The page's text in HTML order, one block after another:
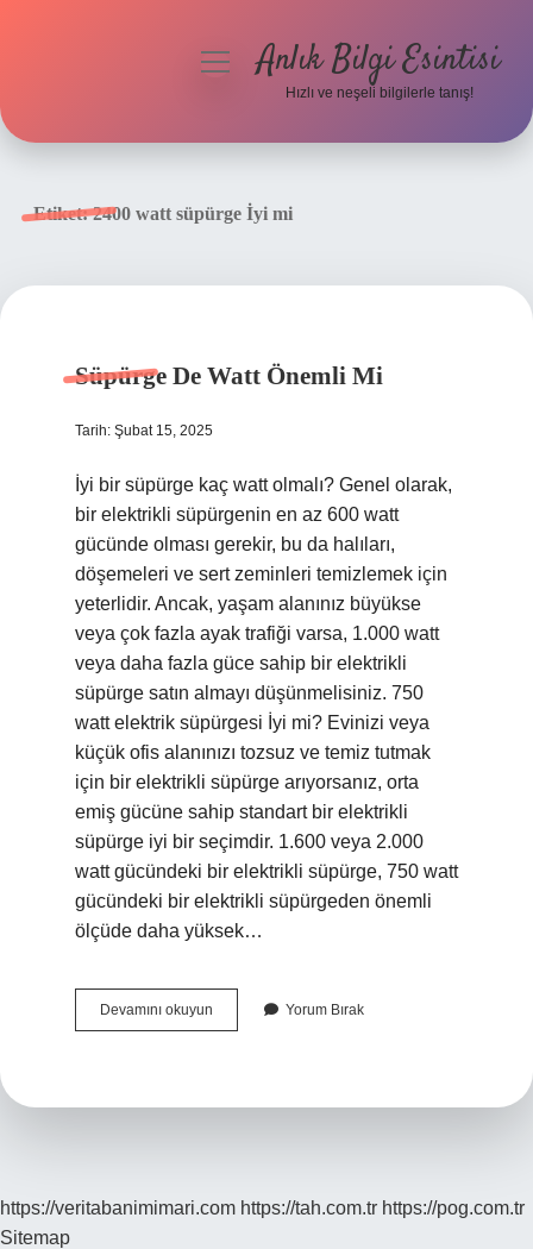
menüyüAnlık Bilgi Esintisi
Hızlı ve neşeli bilgilerle tanış!
Etiket:2400 watt süpürge İyi mi
Süpürge De Watt Önemli Mi
Tarih: Şubat 15, 2025
İyi bir süpürge kaç watt olmalı? Genel olarak,
bir elektrikli süpürgenin en az 600 watt
gücünde olması gerekir, bu da halıları,
döşemeleri ve sert zeminleri temizlemek için
yeterlidir. Ancak, yaşam alanınız büyükse
veya çok fazla ayak trafiği varsa, 1.000 watt
veya daha fazla güce sahip bir elektrikli
süpürge satın almayı düşünmelisiniz. 750
watt elektrik süpürgesi İyi mi? Evinizi veya
küçük ofis alanınızı tozsuz ve temiz tutmak
için bir elektrikli süpürge arıyorsanız, orta
emiş gücüne sahip standart bir elektrikli
süpürge iyi bir seçimdir. 1.600 veya 2.000
watt gücündeki bir elektrikli süpürge, 750 watt
gücündeki bir elektrikli süpürgeden önemli
ölçüde daha yüksek…
Devamını okuyun Süpürge
De
Yorum Bırak
https://veritabanimimari.com https://tah.com.tr https://pog.com.tr
Sitemap